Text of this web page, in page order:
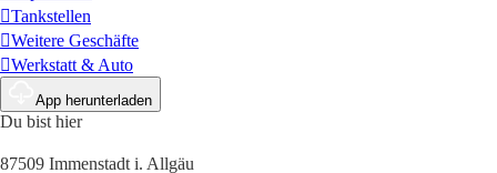
Tankstellen
Weitere Geschäfte
Werkstatt & Auto
App herunterladen
Du bist hier
87509 Immenstadt i. Allgäu